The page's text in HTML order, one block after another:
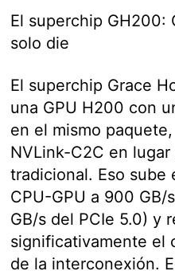
El superchip GH200:
solo die
El superchip Grace
una GPU H200 con
en el mismo
NVLink-C2C en lugar
tradicional. Eso sube
CPU-GPU a 900
GB/s del PCIe 5.0) y
significativamente el
de la interconexión.